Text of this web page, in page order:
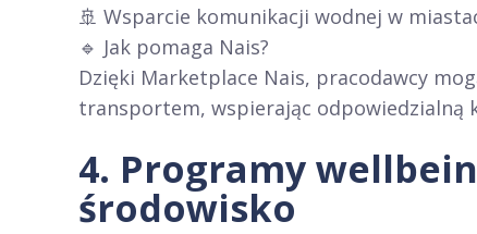
🚢 Wsparcie komunikacji wodnej w
🔹 Jak pomaga Nais?
Dzięki Marketplace Nais, pracodawcy
transportem, wspierając odpowiedzialną
4. Programy
środowisko